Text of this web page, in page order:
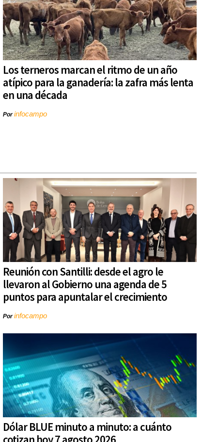
Los terneros marcan el ritmo de un año
atípico para la ganadería: la zafra más lenta
en una década
Porinfocampo
Reunión con Santilli: desde el agro le
llevaron al Gobierno una agenda de 5
puntos para apuntalar el crecimiento
Porinfocampo
Dólar BLUE minuto a minuto: a cuánto